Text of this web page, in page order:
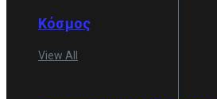
Κόσμος
View All